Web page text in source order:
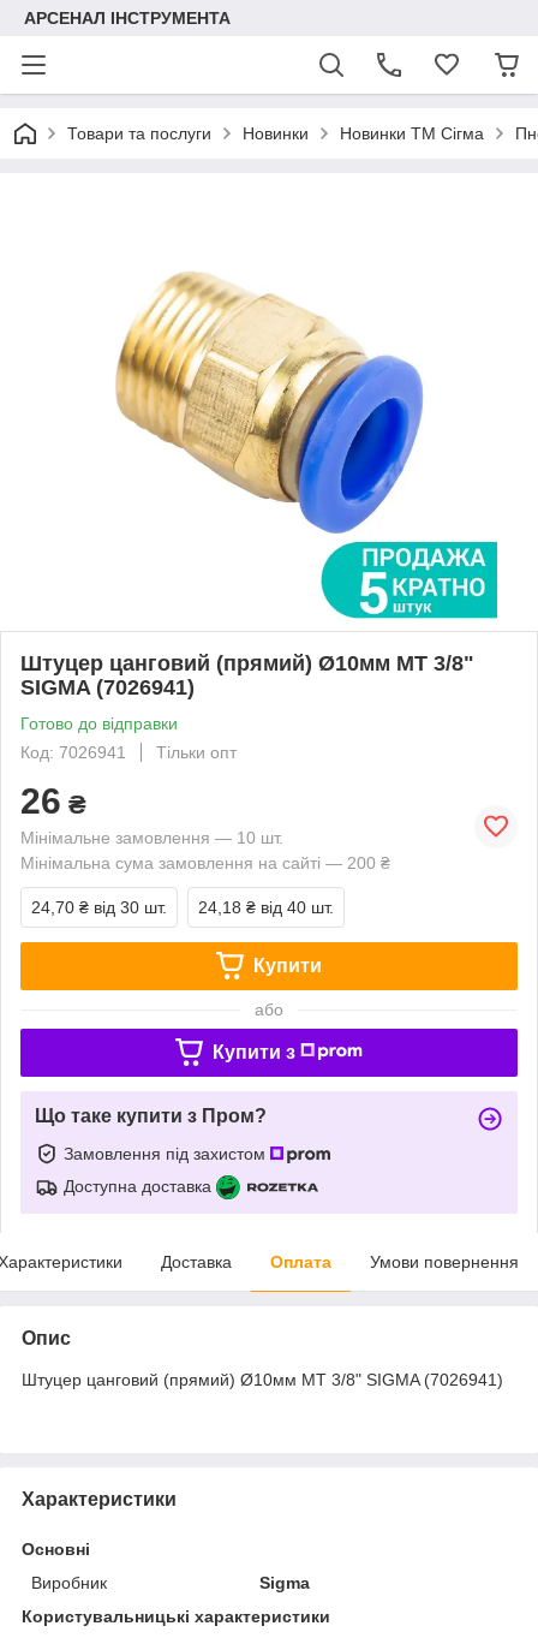
АРСЕНАЛ ІНСТРУМЕНТА
Товари та послуги Новинки Новинки ТМ Сігма
Штуцер цанговий (прямий) Ø10мм МТ 3/8"
SIGMA (7026941)
Готово до відправки
Код: 7026941
Тільки опт
26 ₴
Мінімальне замовлення — 10 шт.
Мінімальна сума замовлення на сайті — 200 ₴
24,70 ₴ від 30 шт. 24,18 ₴ від 40 шт.
Купити
або
Купити з
Що таке купити з Пром?
Замовлення під захистом
Доступна доставка
Доставка Оплата Умови повернення
Опис
Штуцер цанговий (прямий) Ø10мм МТ 3/8" SIGMA (7026941)
Характеристики
Основні
Виробник
Sigma
Користувальницькі характеристики